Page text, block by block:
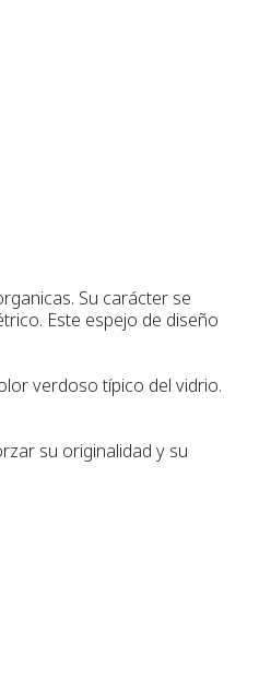
Su carácter se
Este espejo de diseño
verdoso típico del vidrio.
su originalidad y su